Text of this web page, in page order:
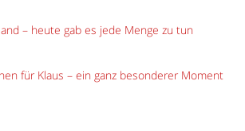
– heute gab es jede Menge zu tun
für Klaus – ein ganz besonderer Moment